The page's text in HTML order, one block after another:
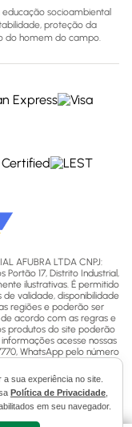
sua experiência no site.
Política de Privacidade
em seu navegador.
socioambiental
proteção da
do homem do campo.
AFUBRA LTDA CNPJ:
Portão 17, Distrito Industrial,
ilustrativas. É permitido
de validade, disponibilidade
regiões e poderão ser
acordo com as regras e
produtos do site poderão
acesse nossas
WhatsApp pelo número